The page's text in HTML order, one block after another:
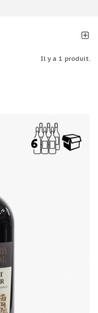
Il y a 1 produit.